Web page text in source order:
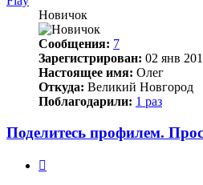
Новичок
Сообщения: 7
Зарегистрирован: 02 янв
Настоящее имя: Олег
Откуда: Великий Новгород
Поблагодарили: 1 раз
Поделитесь профилем.